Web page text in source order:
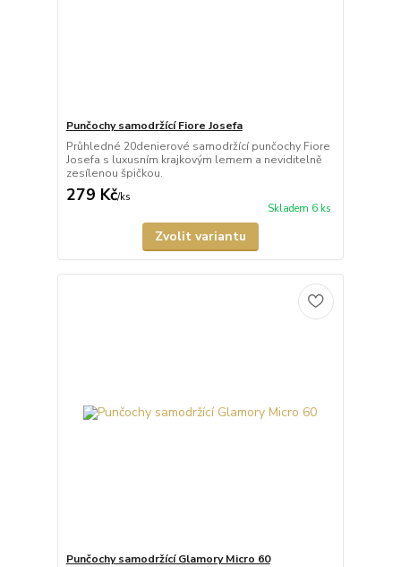
Punčochy samodržící Fiore Josefa
Průhledné 20denierové samodržící punčochy Fiore
Josefa s luxusním krajkovým lemem a neviditelně
zesílenou špičkou.
279 Kč/ks
Skladem 6 ks
Zvolit variantu
Punčochy samodržící Glamory Micro 60